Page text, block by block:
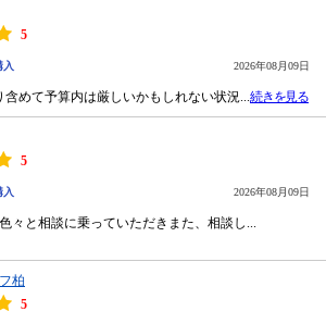
5
入 2026年08月09日
めて予算内は厳しいかもしれない状況...続きを見る
5
入 2026年08月09日
々と相談に乗っていただきまた、相談し...
柏
5